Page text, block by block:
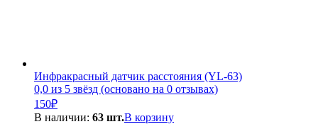
Инфракрасный датчик расстояния (YL-63)
0,0 из 5 звёзд (основано на 0 отзывах)
150₽
В наличии: 63 шт.В корзину